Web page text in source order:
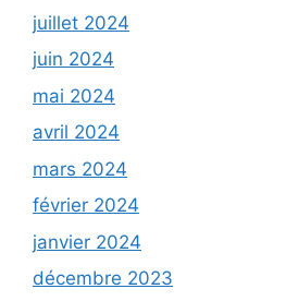
juillet 2024
juin 2024
mai 2024
avril 2024
mars 2024
février 2024
janvier 2024
décembre 2023